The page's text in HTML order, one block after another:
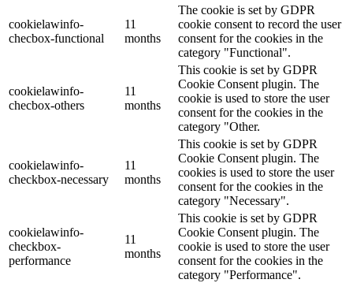
cookielawinfo-
checbox-functional
11
months
The cookie is set by GDPR
cookie consent to record the user
consent for the cookies in the
category "Functional".
cookielawinfo-
checbox-others
11
months
This cookie is set by GDPR
Cookie Consent plugin. The
cookie is used to store the user
consent for the cookies in the
category "Other.
cookielawinfo-
checkbox-necessary
11
months
This cookie is set by GDPR
Cookie Consent plugin. The
cookies is used to store the user
consent for the cookies in the
category "Necessary".
cookielawinfo-
checkbox-
performance
11
months
This cookie is set by GDPR
Cookie Consent plugin. The
cookie is used to store the user
consent for the cookies in the
category "Performance".